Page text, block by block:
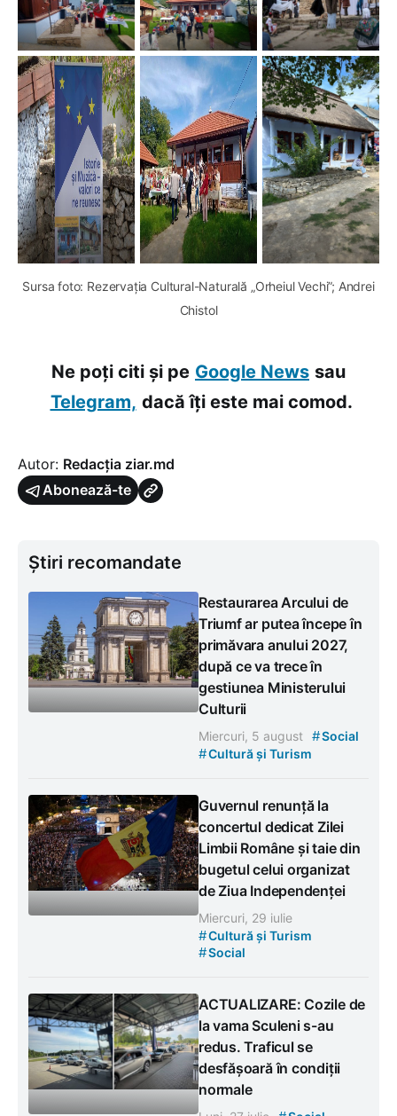
Sursa foto: Rezervația Cultural-Naturală „Orheiul Vechi”; Andrei
Chistol
Ne poți citi și pe Google News sau
Telegram, dacă îți este mai comod.
Autor: Redacția ziar.md
Abonează-te
Știri recomandate
Restaurarea Arcului de
Triumf ar putea începe în
primăvara anului 2027,
după ce va trece în
gestiunea Ministerului
Culturii
Miercuri, 5 august #Social
#Cultură și Turism
Guvernul renunță la
concertul dedicat Zilei
Limbii Române și taie din
bugetul celui organizat
de Ziua Independenței
Miercuri, 29 iulie
#Cultură și Turism
#Social
ACTUALIZARE: Cozile de
la vama Sculeni s-au
redus. Traficul se
desfășoară în condiții
normale